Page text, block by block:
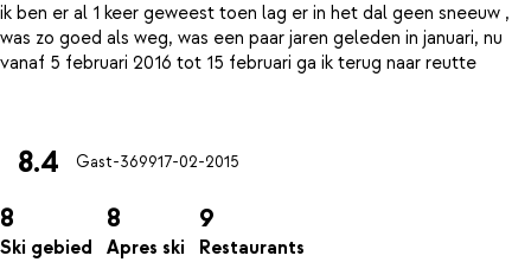
ik ben er al 1 keer geweest toen lag er in het dal geen sneeuw ,
was zo goed als weg, was een paar jaren geleden in januari, nu
vanaf 5 februari 2016 tot 15 februari ga ik terug naar reutte
8.4 Gast-369917-02-2015
8
Ski gebied
8
Apres ski
9
Restaurants